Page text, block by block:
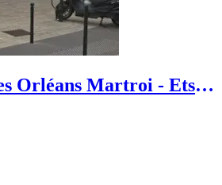
Orléans Martroi - Ets